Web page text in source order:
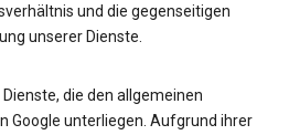
und die gegenseitigen
unserer Dienste.
die den allgemeinen
Google unterliegen. Aufgrund ihrer